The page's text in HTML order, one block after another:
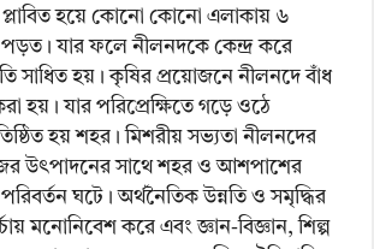
প্লাবিত হয়ে কোনো কোনো এলাকায় ৬
পড়ত। যার ফলে নীলনদকে কেন্দ্র করে
সাধিত হয়। কৃষির প্রয়োজনে নীলনদে বাঁধ
হয়। যার পরিপ্রেক্ষিতে গড়ে ওঠে
হয় শহর। মিশরীয় সভ্যতা নীলনদের
উৎপাদনের সাথে শহর ও আশপাশের
ঘটে। অর্থনৈতিক উন্নতি ও সমৃদ্ধির
মনোনিবেশ করে এবং জ্ঞান-বিজ্ঞান, শিল্প